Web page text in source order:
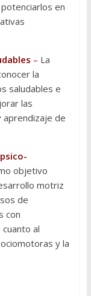
en
– La
la
saludables e
las
aprendizaje de
objetivo
motriz
de
con
al
y la